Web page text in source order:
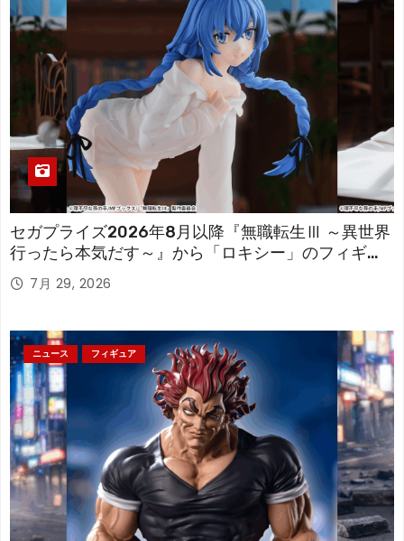
セガプライズ2026年8月以降『無職転生Ⅲ ～異世界
行ったら本気だす～』から「ロキシー」のフィギュ
アが登場！
7月 29, 2026
ニュース フィギュア